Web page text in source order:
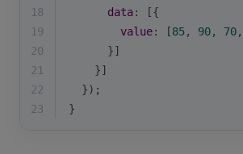
18
data: [{
19
value: [85, 90, 70,
20
      }]
21
    }]
22
  });
23
}